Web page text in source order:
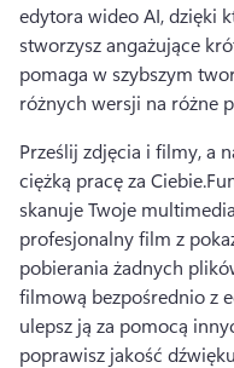
edytora wideo AI, dzięki
stworzysz angażujące
pomaga w szybszym
różnych wersji na różne
Prześlij zdjęcia i filmy, a
ciężką pracę za Ciebie.
skanuje Twoje
profesjonalny film z
pobierania żadnych
filmową bezpośrednio z
ulepsz ją za pomocą
poprawisz jakość